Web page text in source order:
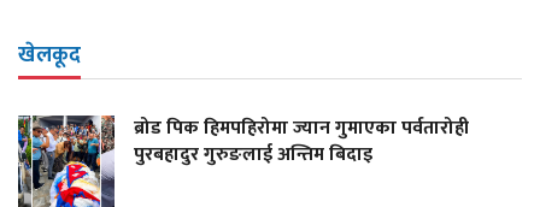
खेलकूद
ब्रोड पिक हिमपहिरोमा ज्यान गुमाएका पर्वतारोही
पुरबहादुर गुरुङलाई अन्तिम बिदाइ